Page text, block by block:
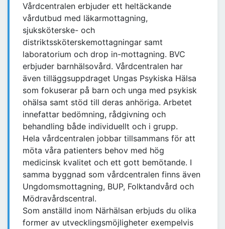
Vårdcentralen erbjuder ett heltäckande
vårdutbud med läkarmottagning,
sjuksköterske- och
distriktssköterskemottagningar samt
laboratorium och drop in-mottagning. BVC
erbjuder barnhälsovård. Vårdcentralen har
även tilläggsuppdraget Ungas Psykiska Hälsa
som fokuserar på barn och unga med psykisk
ohälsa samt stöd till deras anhöriga. Arbetet
innefattar bedömning, rådgivning och
behandling både individuellt och i grupp.
Hela vårdcentralen jobbar tillsammans för att
möta våra patienters behov med hög
medicinsk kvalitet och ett gott bemötande. I
samma byggnad som vårdcentralen finns även
Ungdomsmottagning, BUP, Folktandvård och
Mödravårdscentral.
Som anställd inom Närhälsan erbjuds du olika
former av utvecklingsmöjligheter exempelvis